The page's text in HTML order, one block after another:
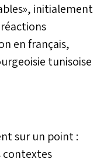
initialement
en français,
tunisoise
sur un point :
contextes